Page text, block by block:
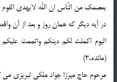
یعصمک من النّاس ان اللّه لایهدی القوم
در آیه دیگر که همان روز و بعد از آن
الیوم اکملت لکم دینکم واتممت
(مائده،3)
مرحوم حاج میرزا جواد ملکی تبریزی می